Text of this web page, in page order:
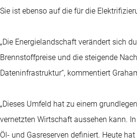
Sie ist ebenso auf die für die
„Die Energielandschaft verändert sich
Brennstoffpreise und die steigende
Dateninfrastruktur“, kommentiert
„Dieses Umfeld hat zu einem
vernetzten Wirtschaft aussehen kann.
Öl- und Gasreserven definiert. Heute